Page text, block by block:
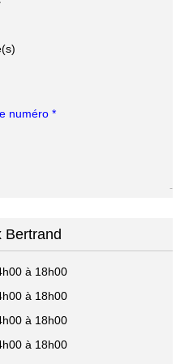
numéro *
-
Bertrand
à 18h00
à 18h00
à 18h00
à 18h00